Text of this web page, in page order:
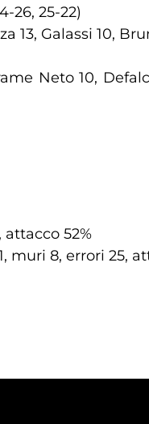
26, 25-22)
13, Galassi 10,
Neto 10,
52%
muri 8, errori 25,